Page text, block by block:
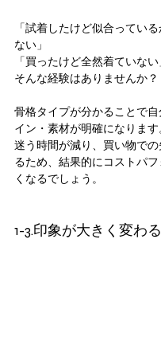
「試着したけど似合ってい
ない」
「買ったけど全然着ていない
そんな経験はありませんか？
骨格タイプが分かることで
イン・素材が明確になります
迷う時間が減り、買い物で
るため、結果的にコストパフ
くなるでしょう。
1-3.印象が大きく変わる